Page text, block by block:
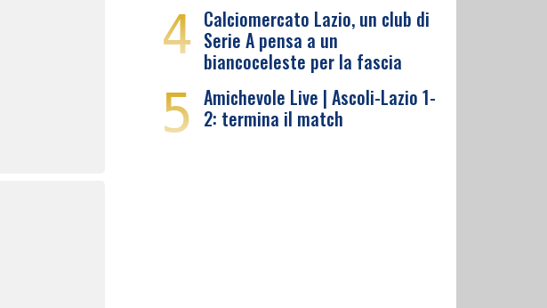
4 Calciomercato Lazio, un club di
Serie A pensa a un
biancoceleste per la fascia
5 Amichevole Live | Ascoli-Lazio 1-
2: termina il match